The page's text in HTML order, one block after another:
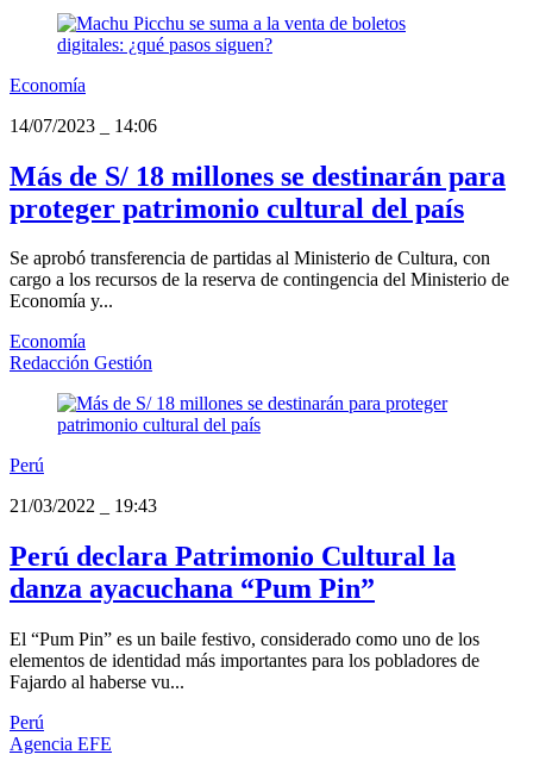
Economía
14/07/2023
14:06
Más de S/ 18 millones se destinarán para
proteger patrimonio cultural del país
Se aprobó transferencia de partidas al Ministerio de Cultura, con
cargo a los recursos de la reserva de contingencia del Ministerio de
Economía y...
Economía
Redacción Gestión
Perú
21/03/2022
19:43
Perú declara Patrimonio Cultural la
danza ayacuchana “Pum Pin”
El “Pum Pin” es un baile festivo, considerado como uno de los
elementos de identidad más importantes para los pobladores de
Fajardo al haberse vu...
Perú
Agencia EFE